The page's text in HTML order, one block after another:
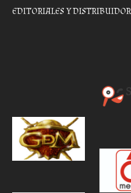
EDITORIALES Y